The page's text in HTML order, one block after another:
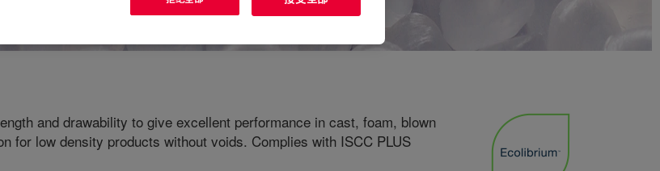
and drawability to give excellent performance in cast, foam, blown
for low density products without voids. Complies with ISCC PLUS